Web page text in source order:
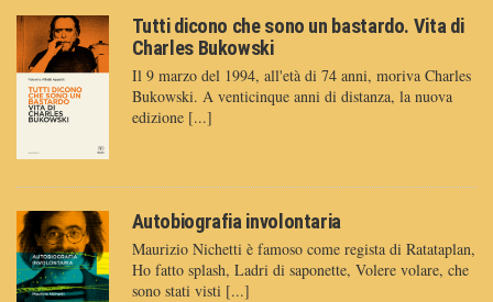
Tutti dicono che sono un bastardo. Vita di
Charles Bukowski
Il 9 marzo del 1994, all'età di 74 anni, moriva Charles
Bukowski. A venticinque anni di distanza, la nuova
edizione [...]
Autobiografia involontaria
Maurizio Nichetti è famoso come regista di Ratataplan,
Ho fatto splash, Ladri di saponette, Volere volare, che
sono stati visti [...]